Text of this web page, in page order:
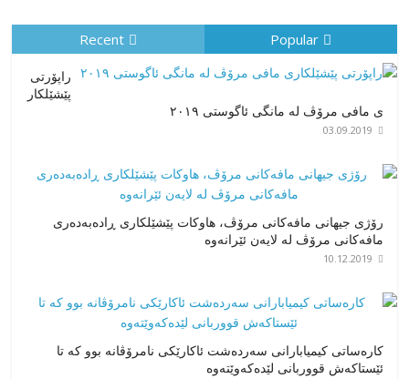
Popular
Recent
راپۆرتی
پێشێلكار
ی مافی مرۆڤ له‌ مانگی ئاگوستی ٢٠١٩
03.09.2019
رۆژی جیهانی مافەکانی مرۆڤ، هاوکات پێشێلکاری ڕادەبەدەری
مافەکانی مرۆڤ لە لایەن ئێرانەوە
10.12.2019
کارەساتی کیمیابارانی سەردەشت ئاکارێکی نامرۆڤانە بوو کە تا
ئێستاکەش قووربانی لێدەکەوێتەوە